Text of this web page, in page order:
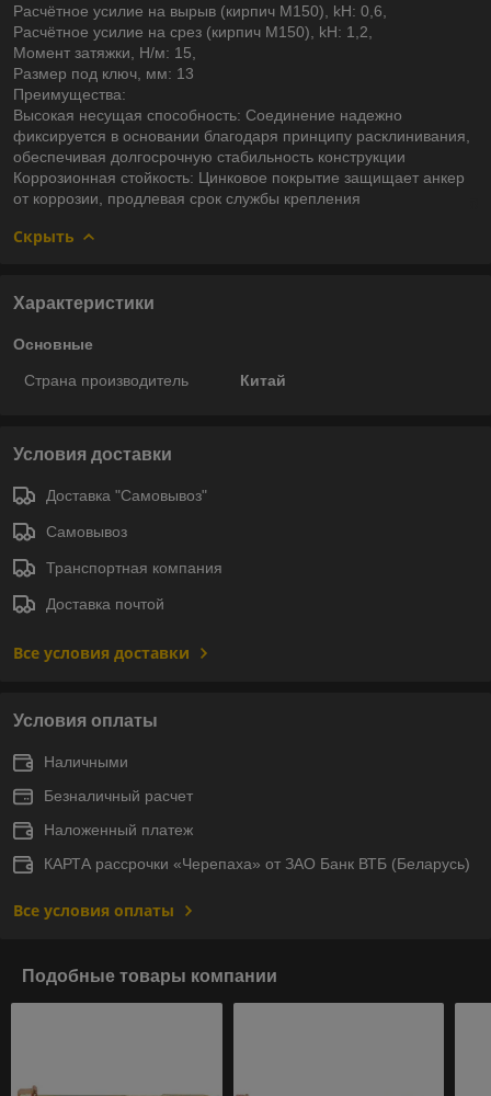
Расчётное усилие на вырыв (кирпич М150), kH: 0,6,
Расчётное усилие на срез (кирпич М150), kH: 1,2,
Момент затяжки, Н/м: 15,
Размер под ключ, мм: 13
Преимущества:
Высокая несущая способность: Соединение надежно
фиксируется в основании благодаря принципу расклинивания,
обеспечивая долгосрочную стабильность конструкции
Коррозионная стойкость: Цинковое покрытие защищает анкер
от коррозии, продлевая срок службы крепления
Скрыть
Характеристики
Основные
Страна производитель Китай
Условия доставки
Доставка "Самовывоз"
Самовывоз
Транспортная компания
Доставка почтой
Все условия доставки
Условия оплаты
Наличными
Безналичный расчет
Наложенный платеж
КАРТА рассрочки «Черепаха» от ЗАО Банк ВТБ (Беларусь)
Все условия оплаты
Подобные товары компании